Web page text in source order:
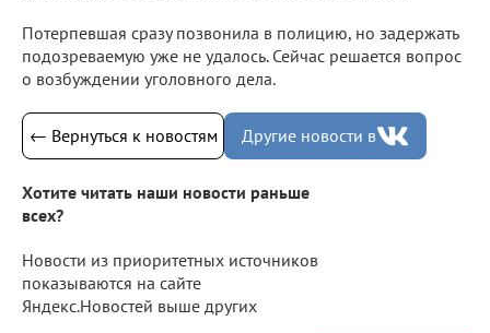
Потерпевшая сразу позвонила в полицию, но задержать
подозреваемую уже не удалось. Сейчас решается вопрос
о возбуждении уголовного дела.
← Вернуться к новостям Другие новости в
Хотите читать наши новости раньше
всех?
Новости из приоритетных источников
показываются на сайте
Яндекс.Новостей выше других